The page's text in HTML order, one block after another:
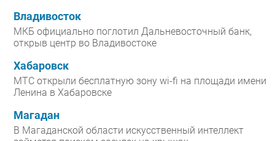
Владивосток
МКБ официально поглотил Дальневосточный банк,
открыв центр во Владивостоке
Хабаровск
МТС открыли бесплатную зону wi-fi на площади имени
Ленина в Хабаровске
Магадан
В Магаданской области искусственный интеллект